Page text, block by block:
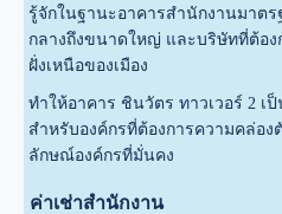
รู้จักในฐานะอาคารสำนักงานมาต
กลางถึงขนาดใหญ่ และบริษัทที่ต้อ
ฝั่งเหนือของเมือง
ทำให้อาคาร ชินวัตร ทาวเวอร์ 2 เ
สำหรับองค์กรที่ต้องการความคล่อง
ลักษณ์องค์กรที่มั่นคง
ค่าเช่าสำนักงาน